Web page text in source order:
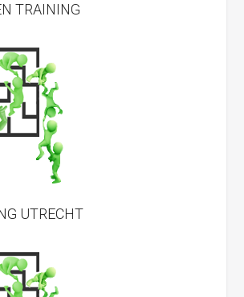
TRAINING
UTRECHT